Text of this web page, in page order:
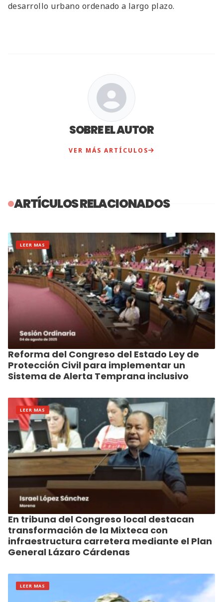
desarrollo urbano ordenado a largo plazo.
SOBRE EL AUTOR
VER MÁS ARTÍCULOS
ARTÍCULOS RELACIONADOS
LEER MAS
Reforma del Congreso del Estado Ley de
Protección Civil para implementar un
Sistema de Alerta Temprana inclusivo
LEER MAS
En tribuna del Congreso local destacan
transformación de la Mixteca con
infraestructura carretera mediante el Plan
General Lázaro Cárdenas
LEER MAS